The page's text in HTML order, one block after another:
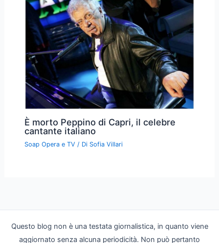
È morto Peppino di Capri, il celebre
cantante italiano
Soap Opera e TV / Di Sofia Villari
Questo blog non è una testata giornalistica, in quanto viene
aggiornato senza alcuna periodicità. Non può pertanto